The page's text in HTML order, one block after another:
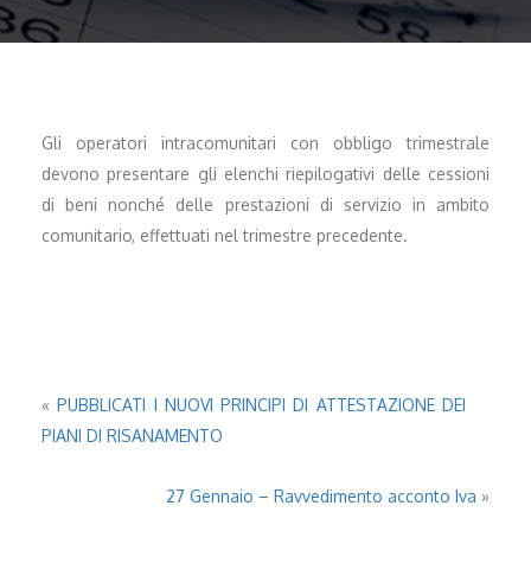
Gli operatori intracomunitari con obbligo trimestrale
devono presentare gli elenchi riepilogativi delle cessioni
di beni nonché delle prestazioni di servizio in ambito
comunitario, effettuati nel trimestre precedente.
«PUBBLICATI I NUOVI PRINCIPI DI ATTESTAZIONE DEI
PIANI DI RISANAMENTO
27 Gennaio – Ravvedimento acconto Iva »